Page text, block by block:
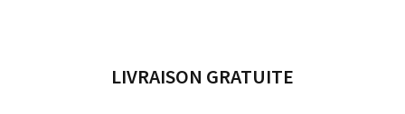
LIVRAISON GRATUITE